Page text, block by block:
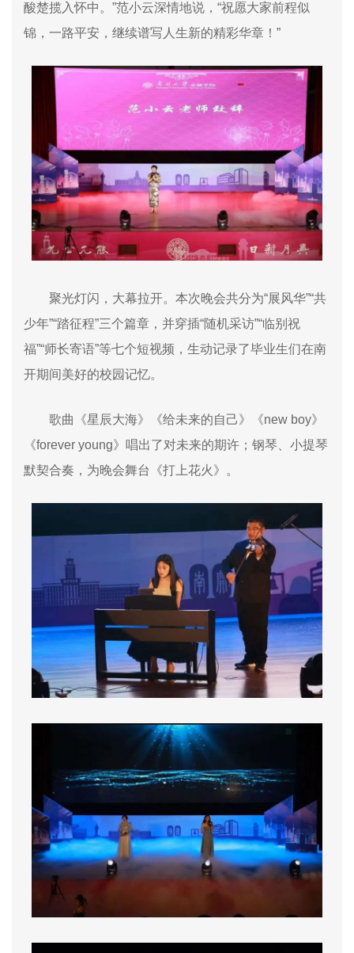
酸楚揽入怀中。”范小云深情地说，“祝愿大家前程似
锦，一路平安，继续谱写人生新的精彩华章！”
聚光灯闪，大幕拉开。本次晚会共分为“展风华”“共
少年”“踏征程”三个篇章，并穿插“随机采访”“临别祝
福”“师长寄语”等七个短视频，生动记录了毕业生们在南
开期间美好的校园记忆。
歌曲《星辰大海》《给未来的自己》《new boy》
《forever young》唱出了对未来的期许；钢琴、小提琴
默契合奏，为晚会舞台《打上花火》。